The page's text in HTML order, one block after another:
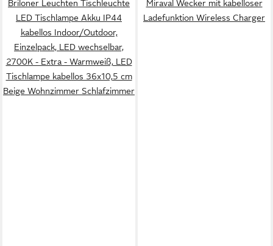
Briloner Leuchten Tischleuchte
LED Tischlampe Akku IP44
kabellos Indoor/Outdoor,
Einzelpack, LED wechselbar,
2700K - Extra - Warmweiß, LED
Tischlampe kabellos 36x10,5 cm
Beige Wohnzimmer Schlafzimmer
Miraval Wecker mit kabelloser
Ladefunktion Wireless Charger